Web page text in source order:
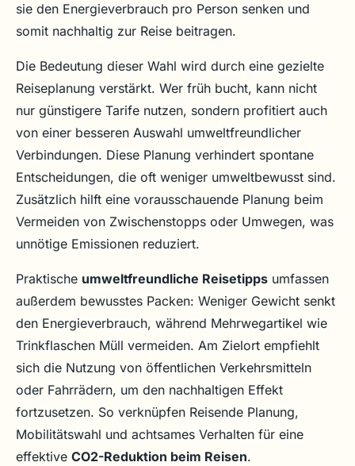
sie den Energieverbrauch pro Person senken und
somit nachhaltig zur Reise beitragen.
Die Bedeutung dieser Wahl wird durch eine gezielte
Reiseplanung verstärkt. Wer früh bucht, kann nicht
nur günstigere Tarife nutzen, sondern profitiert auch
von einer besseren Auswahl umweltfreundlicher
Verbindungen. Diese Planung verhindert spontane
Entscheidungen, die oft weniger umweltbewusst sind.
Zusätzlich hilft eine vorausschauende Planung beim
Vermeiden von Zwischenstopps oder Umwegen, was
unnötige Emissionen reduziert.
Praktische umweltfreundliche Reisetipps umfassen
außerdem bewusstes Packen: Weniger Gewicht senkt
den Energieverbrauch, während Mehrwegartikel wie
Trinkflaschen Müll vermeiden. Am Zielort empfiehlt
sich die Nutzung von öffentlichen Verkehrsmitteln
oder Fahrrädern, um den nachhaltigen Effekt
fortzusetzen. So verknüpfen Reisende Planung,
Mobilitätswahl und achtsames Verhalten für eine
effektive CO2-Reduktion beim Reisen.